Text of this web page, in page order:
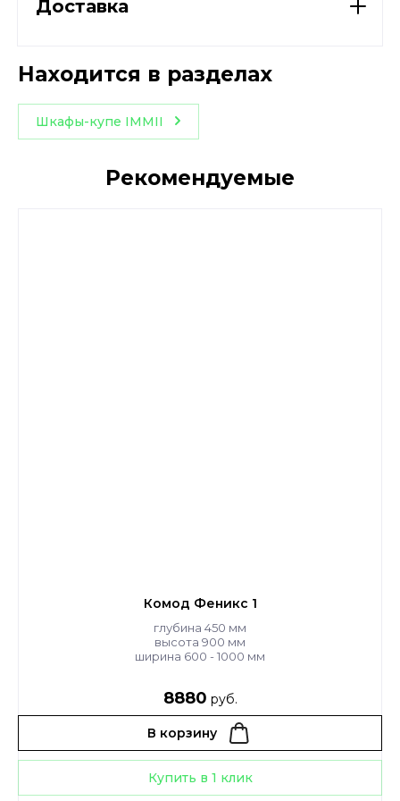
Доставка
Находится в разделах
Шкафы-купе IMMII
Рекомендуемые
Комод Феникс 1
глубина 450 мм
высота 900 мм
ширина 600 - 1000 мм
8880 руб.
В корзину
Купить в 1 клик